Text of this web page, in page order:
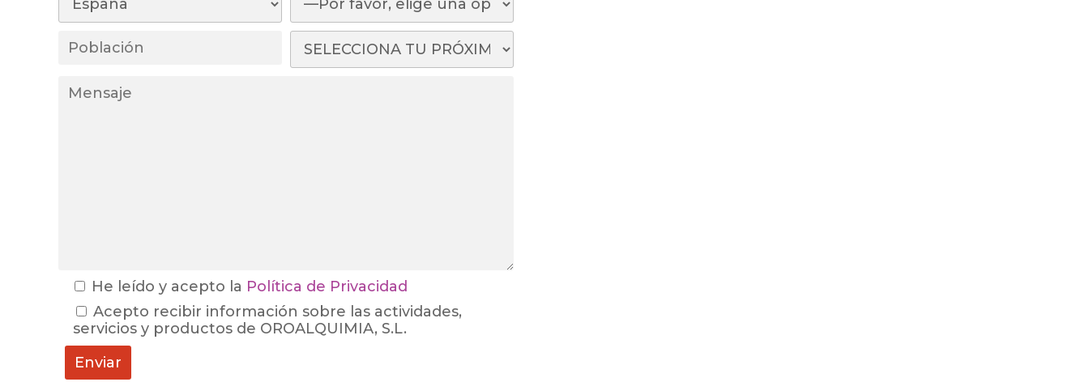
He leído y acepto la Política de Privacidad
Acepto recibir información sobre las actividades,
servicios y productos de OROALQUIMIA, S.L.